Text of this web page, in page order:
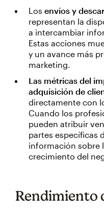
Los envíos y
representan la
a intercambiar
Estas acciones
y un avance más
marketing.
Las métricas del
adquisición de
directamente con
Cuando los
pueden atribuir
partes específicas
información sobre
crecimiento del
Rendimiento